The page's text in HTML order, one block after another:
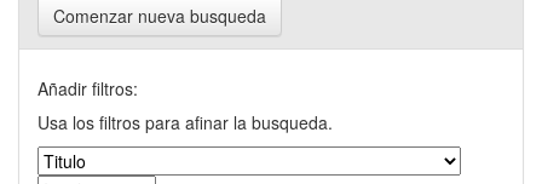
Comenzar nueva busqueda
Añadir filtros:
Usa los filtros para afinar la busqueda.